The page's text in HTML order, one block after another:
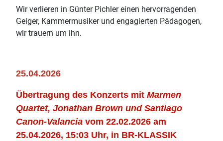
Wir verlieren in Günter Pichler einen hervorragenden
Geiger, Kammermusiker und engagierten Pädagogen,
wir trauern um ihn.
25.04.2026
Übertragung des Konzerts mit Marmen
Quartet, Jonathan Brown und Santiago
Canon-Valancia vom 22.02.2026 am
25.04.2026, 15:03 Uhr, in BR-KLASSIK